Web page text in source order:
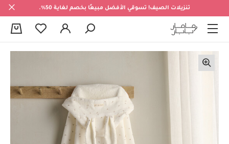
تنزيلات الصيف! تسوقي الأفضل مبيعًا بخصم لغاية 50%.